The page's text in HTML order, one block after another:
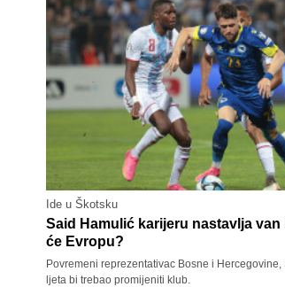
Ide u Škotsku
Said Hamulić karijeru nastavlja van
će Evropu?
Povremeni reprezentativac Bosne i
ljeta bi trebao promijeniti klub.